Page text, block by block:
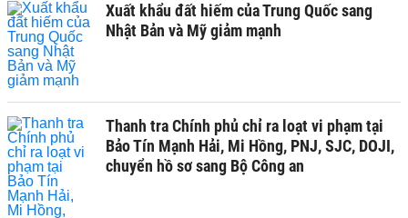
Xuất khẩu đất hiếm của Trung Quốc sang
Nhật Bản và Mỹ giảm mạnh
Thanh tra Chính phủ chỉ ra loạt vi phạm tại
Bảo Tín Mạnh Hải, Mi Hồng, PNJ, SJC, DOJI,
chuyển hồ sơ sang Bộ Công an